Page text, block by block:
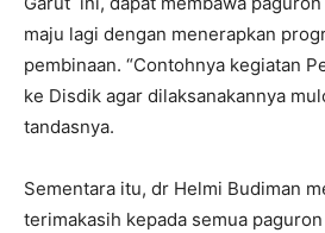
maju lagi dengan menerapkan
pembinaan. “Contohnya kegiatan
ke Disdik agar dilaksanakannya
tandasnya.
Sementara itu, dr Helmi Budiman
terimakasih kepada semua